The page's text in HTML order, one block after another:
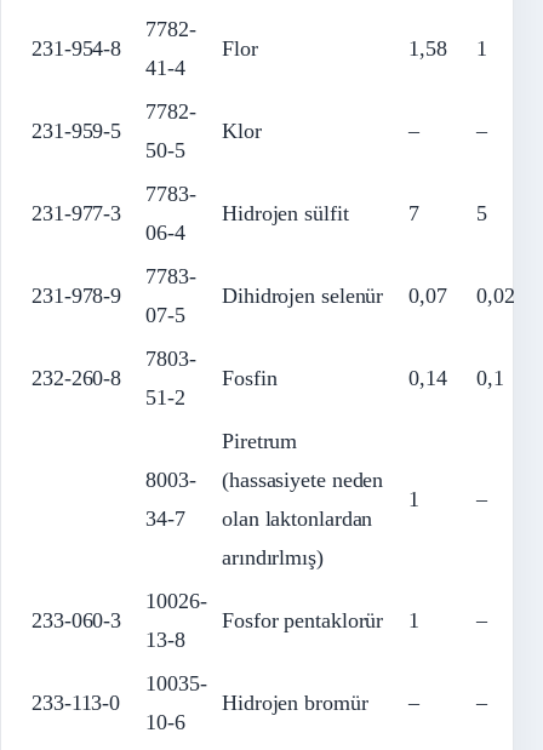
231-954-8
7782-
41-4
Flor 1,58 1
231-959-5
7782-
50-5
Klor – –
231-977-3
7783-
06-4
Hidrojen sülfit 7 5
231-978-9
7783-
07-5
Dihidrojen selenür 0,07 0,02
232-260-8
7803-
51-2
Fosfin 0,14 0,1
8003-
34-7
Piretrum
(hassasiyete neden
olan laktonlardan
arındırlmış)
1 –
233-060-3
10026-
13-8
Fosfor pentaklorür 1 –
233-113-0
10035-
10-6
Hidrojen bromür – –